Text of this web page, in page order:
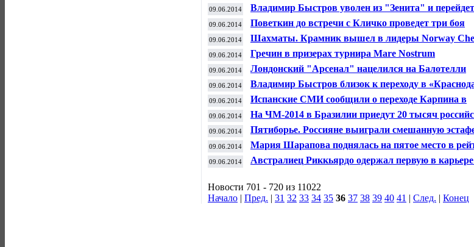
Карлсеном на супертурнире в Норвегии
09.06.2014
Владимир Быстров уволен из "Зенита" и
"Краснодар" - источник
09.06.2014 Поветкин до встречи с Кличко проведет три боя
09.06.2014 Шахматы. Крамник вышел в лидеры Norway
09.06.2014 Гречин в призерах турнира Mare Nostrum
09.06.2014 Лондонский "Арсенал" нацелился на Балотелли
09.06.2014 Владимир Быстров близок к переходу в
09.06.2014
Испанские СМИ сообщили о переходе Карпина в
«Мальорку»
09.06.2014
На ЧМ-2014 в Бразилии приедут 20 тысяч
болельщиков
09.06.2014 Пятиборье. Россияне выиграли смешанную
09.06.2014
Мария Шарапова поднялась на пятое место в
WTA
09.06.2014
Австралиец Риккьярдо одержал первую в карьере
Новости 701 - 720 из 11022
Начало | Пред. | 31 32 33 34 35 36 37 38 39 40 41 | След. | Конец